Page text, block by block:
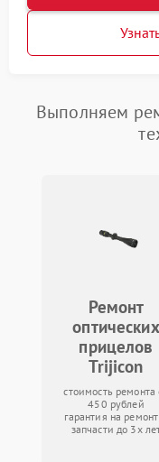
Выполняем
Ремонт
оптических
прицелов
Trijicon
стоимость ремонта
450 рублей
гарантия на
запчасти до 3х